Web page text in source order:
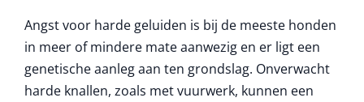
Angst voor harde geluiden is bij de meeste honden
in meer of mindere mate aanwezig en er ligt een
genetische aanleg aan ten grondslag. Onverwacht
harde knallen, zoals met vuurwerk, kunnen een